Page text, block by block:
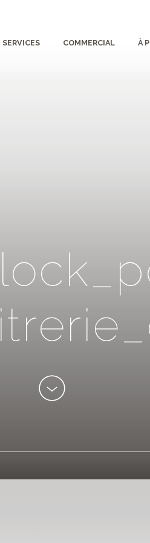
SERVICES COMMERCIAL À
lock p
itrerie